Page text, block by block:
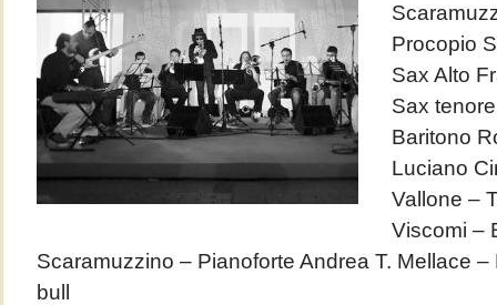
Procopio
Sax Alto
Sax
Baritono
Luciano
Vallone –
Viscomi –
Scaramuzzino – Pianoforte Andrea T. Mellace
bull